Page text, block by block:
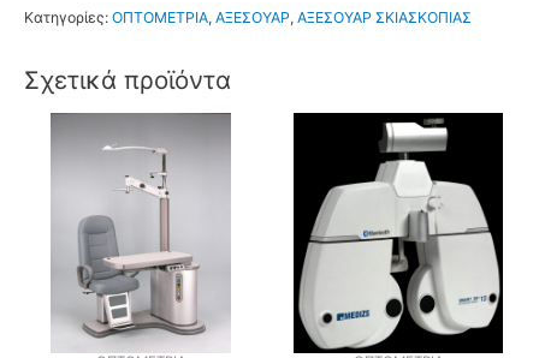
Κατηγορίες: ΟΠΤΟΜΕΤΡΙΑ, ΑΞΕΣΟΥΑΡ, ΑΞΕΣΟΥΑΡ ΣΚΙΑΣΚΟΠΙΑΣ
Σχετικά προϊόντα